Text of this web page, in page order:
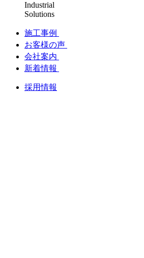
Industrial
Solutions
施工事例
お客様の声
会社案内
新着情報
採用情報